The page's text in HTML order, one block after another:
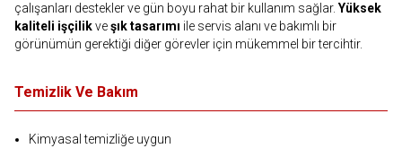
çalışanları destekler ve gün boyu rahat bir kullanım sağlar. Yüksek
kaliteli işçilikveşık tasarımı ile servis alanı ve bakımlı bir
görünümün gerektiği diğer görevler için mükemmel bir tercihtir.
Temizlik Ve Bakım
Kimyasal temizliğe uygun